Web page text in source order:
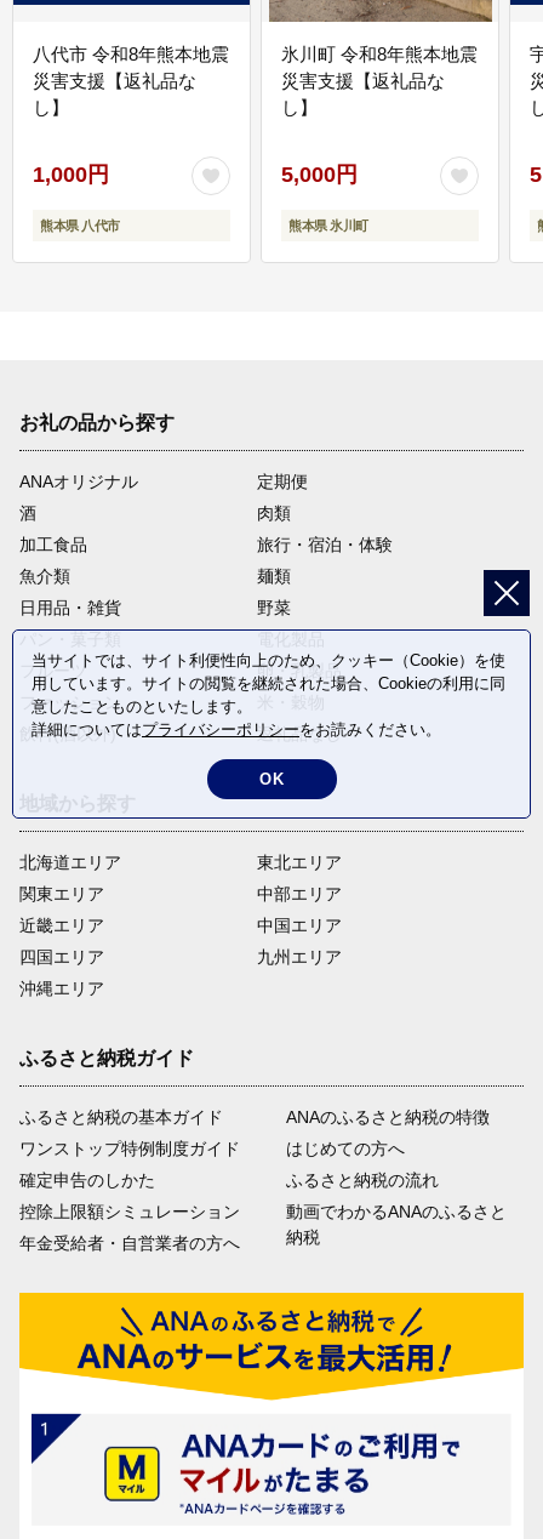
八代市 令和8年熊本地震
災害支援【返礼品な
し】
1,000円
熊本県 八代市
氷川町 令和8年熊本地震
災害支援【返礼品な
し】
5,000円
熊本県 氷川町
お礼の品から探す
ANAオリジナル
定期便
酒
肉類
加工食品
旅行・宿泊・体験
魚介類
麺類
日用品・雑貨
野菜
フルーツ
卵・乳製品
ファッション
飲料(酒以外)
返礼品なし
北海道エリア
関東エリア
近畿エリア
四国エリア
沖縄エリア
東北エリア
中部エリア
中国エリア
九州エリア
ふるさと納税ガイド
ふるさと納税の基本ガイド
ワンストップ特例制度ガイド
確定申告のしかた
控除上限額シミュレーション
年金受給者・自営業者の方へ
ANAのふるさと納税の特徴
はじめての方へ
ふるさと納税の流れ
動画でわかるANAのふるさと
納税
当サイトでは、サイト利便性向上のため、クッキー（Cookie）を使
用しています。サイトの閲覧を継続された場合、Cookieの利用に同
意したことものといたします。
詳細についてはプライバシーポリシーをお読みください。
OK